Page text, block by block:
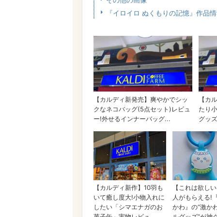
『イロイロ ぬくもりの記憶』作品